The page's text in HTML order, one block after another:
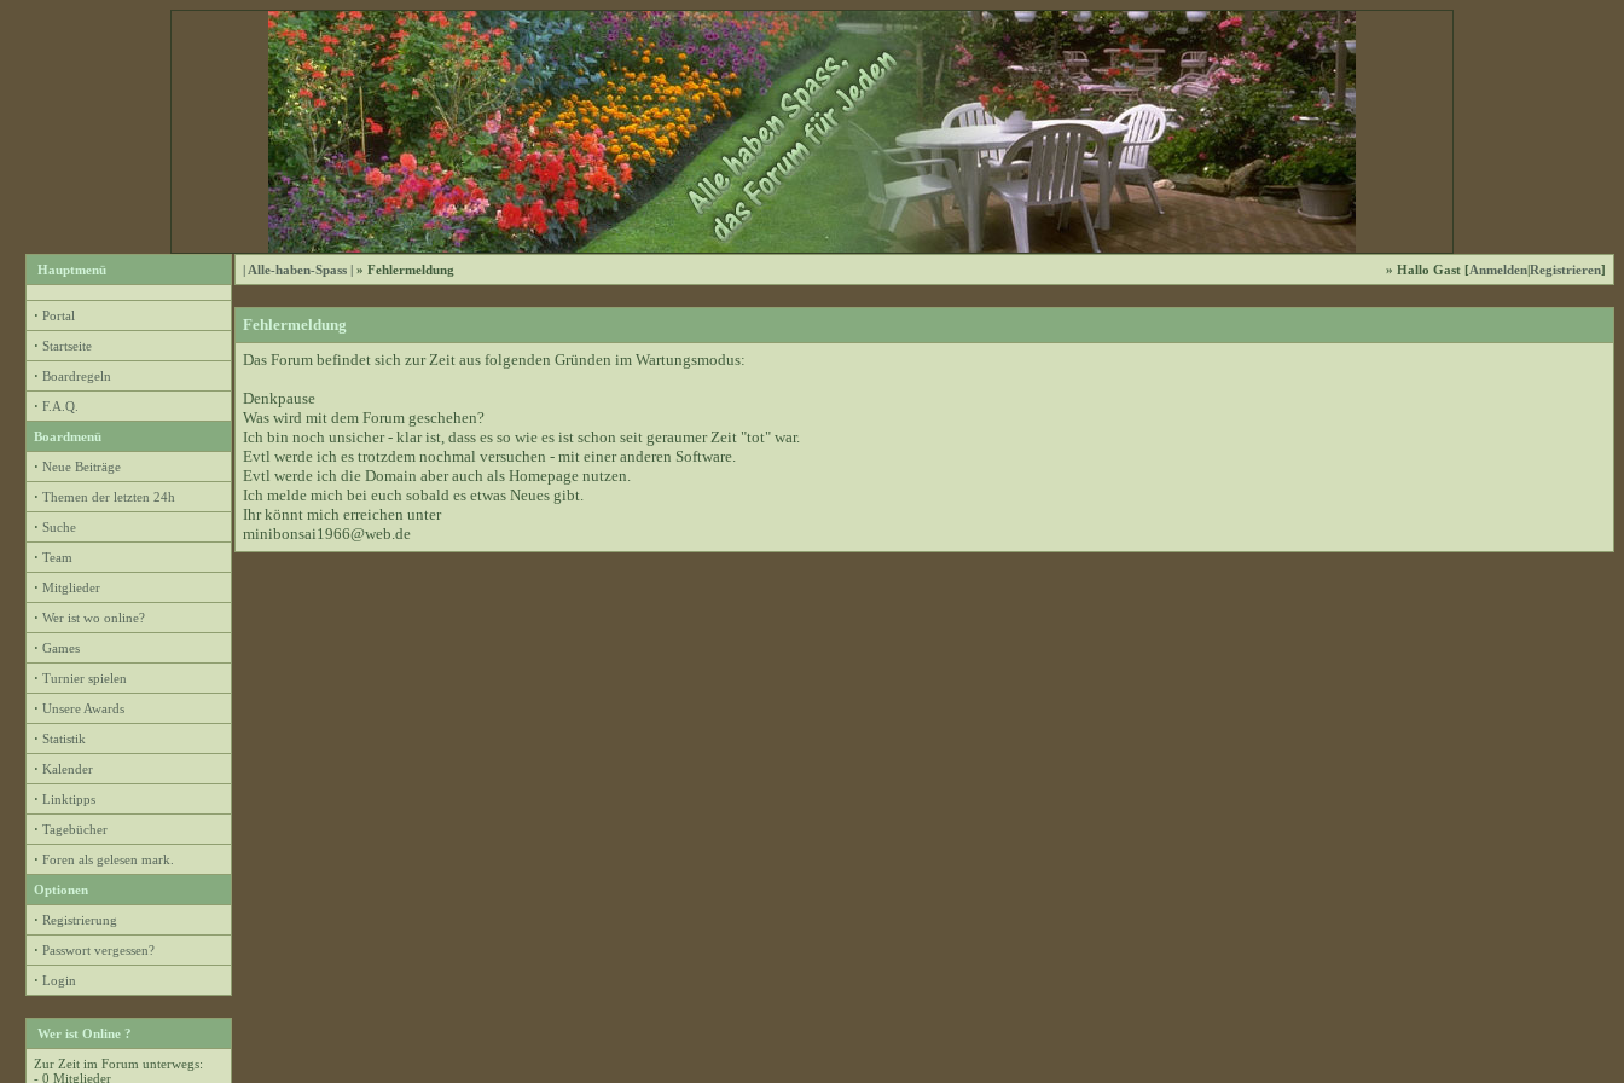
Hauptmenü
· Portal
· Startseite
· Boardregeln
· F.A.Q.
Boardmenü
· Neue Beiträge
· Themen der letzten 24h
· Suche
· Team
· Mitglieder
· Wer ist wo online?
· Games
· Turnier spielen
· Unsere Awards
· Statistik
· Kalender
· Linktipps
· Tagebücher
· Foren als gelesen mark.
Optionen
· Registrierung
· Passwort vergessen?
· Login
Wer ist Online ?
Zur Zeit im Forum unterwegs:
- 0 Mitglieder
| Alle-haben-Spass | » Fehlermeldung » Hallo Gast [Anmelden|Registrieren]
Fehlermeldung
Das Forum befindet sich zur Zeit aus folgenden Gründen im Wartungsmodus:
Denkpause
Was wird mit dem Forum geschehen?
Ich bin noch unsicher - klar ist, dass es so wie es ist schon seit geraumer Zeit "tot" war.
Evtl werde ich es trotzdem nochmal versuchen - mit einer anderen Software.
Evtl werde ich die Domain aber auch als Homepage nutzen.
Ich melde mich bei euch sobald es etwas Neues gibt.
Ihr könnt mich erreichen unter
minibonsai1966@web.de